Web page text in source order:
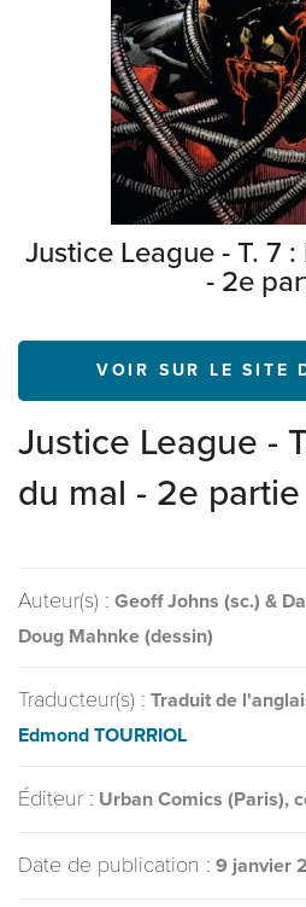
Justice League - T. 7
- 2e
VOIR SUR LE SITE
Justice League -
du mal - 2e partie
Auteur(s) : Geoff Johns (sc.) &
Doug Mahnke (dessin)
Traducteur(s) : Traduit de
Edmond TOURRIOL
Éditeur : Urban Comics (Paris),
Date de publication : 9 janvier